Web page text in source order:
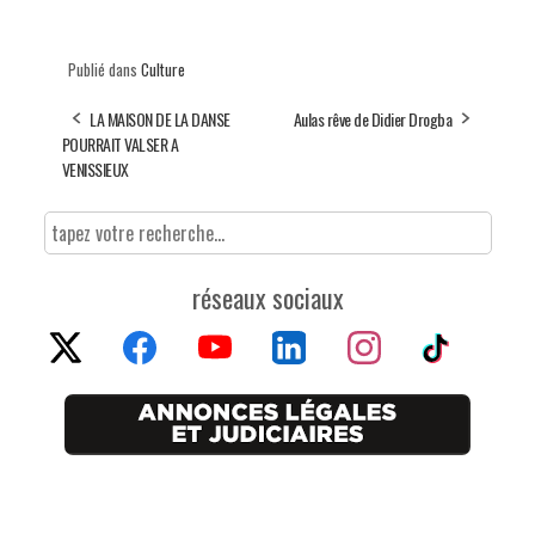
Publié dans Culture
LA MAISON DE LA DANSE
POURRAIT VALSER A
VENISSIEUX
Aulas rêve de Didier Drogba
réseaux sociaux